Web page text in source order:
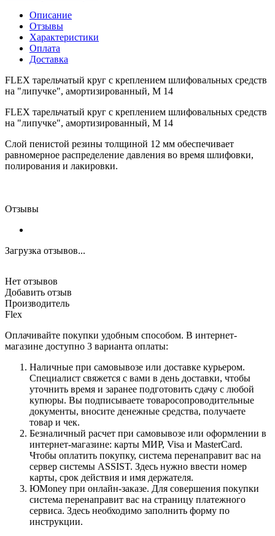
Описание
Отзывы
Характеристики
Оплата
Доставка
FLEX тарельчатый круг с креплением шлифовальных средств
на "липучке", амортизированный, M 14
FLEX тарельчатый круг с креплением шлифовальных средств
на "липучке", амортизированный, M 14
Слой пенистой резины толщиной 12 мм обеспечивает
равномерное распределение давления во время шлифовки,
полирования и лакировки.
Отзывы
Загрузка отзывов...
Нет отзывов
Добавить отзыв
Производитель
Flex
Оплачивайте покупки удобным способом. В интернет-
магазине доступно 3 варианта оплаты:
Наличные при самовывозе или доставке курьером.
Специалист свяжется с вами в день доставки, чтобы
уточнить время и заранее подготовить сдачу с любой
купюры. Вы подписываете товаросопроводительные
документы, вносите денежные средства, получаете
товар и чек.
Безналичный расчет при самовывозе или оформлении в
интернет-магазине: карты МИР, Visa и MasterCard.
Чтобы оплатить покупку, система перенаправит вас на
сервер системы ASSIST. Здесь нужно ввести номер
карты, срок действия и имя держателя.
ЮMoney при онлайн-заказе. Для совершения покупки
система перенаправит вас на страницу платежного
сервиса. Здесь необходимо заполнить форму по
инструкции.